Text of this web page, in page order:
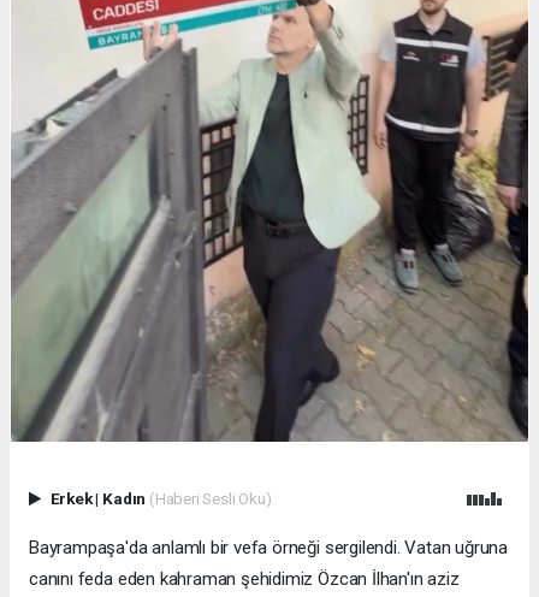
Erkek| Kadın (Haberi Sesli Oku)
Bayrampaşa'da anlamlı bir vefa örneği sergilendi. Vatan uğruna
canını feda eden kahraman şehidimiz Özcan İlhan'ın aziz